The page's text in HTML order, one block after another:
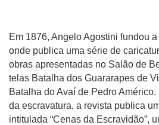
Em 1876, Angelo Agostini fundou a
onde publica uma série de
obras apresentadas no Salão de
telas Batalha dos Guararapes de
Batalha do Avaí de Pedro
da escravatura, a revista publica
intitulada “Cenas da Escravidão”,